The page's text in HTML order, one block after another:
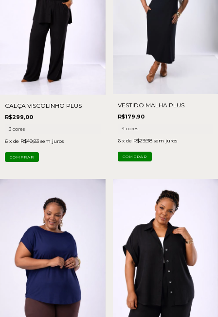
CALÇA VISCOLINHO PLUS
R$299,00
3 cores
6 x de R$49,83 sem juros
COMPRAR
VESTIDO MALHA PLUS
R$179,90
4 cores
6 x de R$29,98 sem juros
COMPRAR